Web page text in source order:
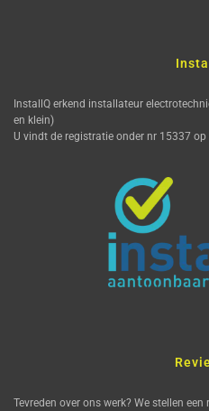
InstallQ erkend installateur
en klein)
U vindt de registratie onder nr 15337
Tevreden over ons werk? We stellen